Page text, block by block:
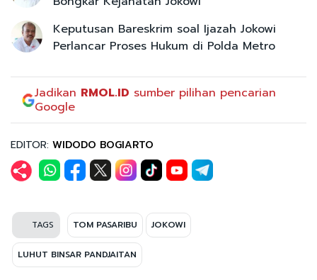
Keputusan Bareskrim soal Ijazah Jokowi
Perlancar Proses Hukum di Polda Metro
Jadikan RMOL.ID sumber pilihan pencarian
Google
EDITOR: WIDODO BOGIARTO
TAGS TOM PASARIBU JOKOWI
LUHUT BINSAR PANDJAITAN